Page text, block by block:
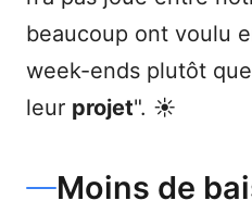
beaucoup ont voulu
week-ends plutôt
leur projet". ☀️
Moins de